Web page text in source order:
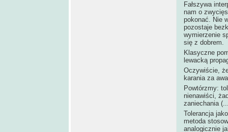
Fałszywa
nam o
pokonać. Nie
pozostaje
wymierzenie
się z dobrem.
Klasyczne
lewacką
Oczywiście,
karania za
Powtórzmy:
nienawiści,
zaniechania
Tolerancja
metoda
analogicznie